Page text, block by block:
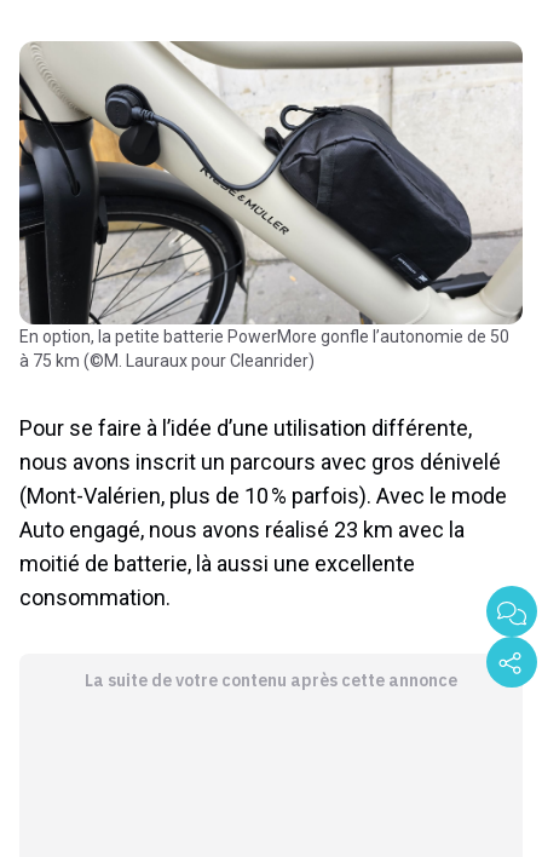
En option, la petite batterie PowerMore gonfle l’autonomie de 50
à 75 km (©M. Lauraux pour Cleanrider)
Pour se faire à l’idée d’une utilisation différente,
nous avons inscrit un parcours avec gros dénivelé
(Mont-Valérien, plus de 10 % parfois). Avec le mode
Auto engagé, nous avons réalisé 23 km avec la
moitié de batterie, là aussi une excellente
consommation.
La suite de votre contenu après cette annonce